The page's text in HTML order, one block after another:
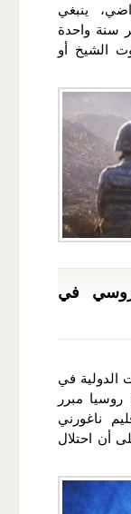
ينبغي
سنة واحدة
الشيخ أو
في
الدولية في
روسيا مبرر
ناغورني
أن احتلال